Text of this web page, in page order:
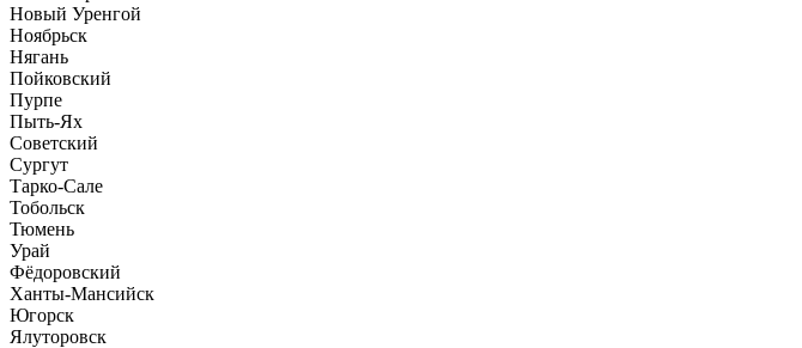
Новый Уренгой
Ноябрьск
Нягань
Пойковский
Пурпе
Пыть-Ях
Советский
Сургут
Тарко-Сале
Тобольск
Тюмень
Урай
Фёдоровский
Ханты-Мансийск
Югорск
Ялуторовск